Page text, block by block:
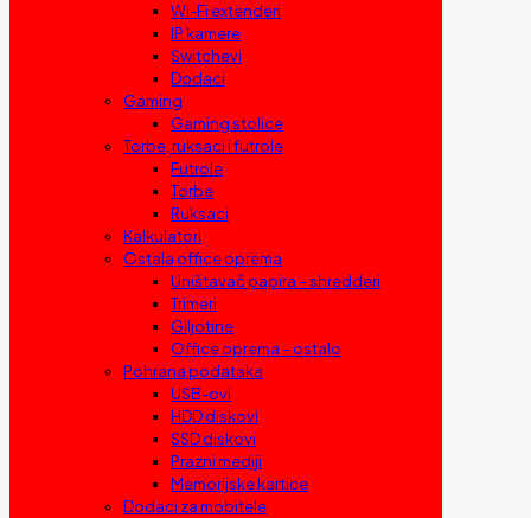
Wi-Fi extenderi
IP kamere
Switchevi
Dodaci
Gaming
Gaming stolice
Torbe, ruksaci i futrole
Futrole
Torbe
Ruksaci
Kalkulatori
Ostala office oprema
Uništavač papira – shredderi
Trimeri
Giljotine
Office oprema – ostalo
Pohrana podataka
USB-ovi
HDD diskovi
SSD diskovi
Prazni mediji
Memorijske kartice
Dodaci za mobitele